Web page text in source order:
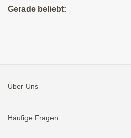
Gerade beliebt:
Über Uns
Häufige Fragen